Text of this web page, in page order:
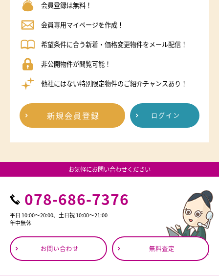
会員登録は無料！
会員専用マイページを作成！
希望条件に合う新着・価格変更物件をメール配信！
非公開物件が閲覧可能！
他社にはない特別限定物件のご紹介チャンスあり！
新規会員登録 ログイン
お気軽にお問い合わせください
078-686-7376
平日 10:00～20:00、土日祝 10:00～21:00
年中無休
お問い合わせ 無料査定